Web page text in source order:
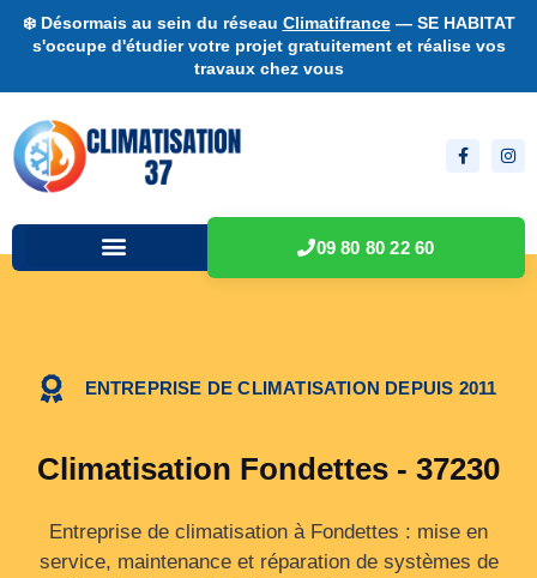
❄️ Désormais au sein du réseau Climatifrance— SE HABITAT
s'occupe d'étudier votre projet gratuitement et réalise vos
travaux chez vous
09 80 80 22 60
ENTREPRISE DE CLIMATISATION DEPUIS 2011
Climatisation Fondettes - 37230
Entreprise de climatisation à Fondettes : mise en
service, maintenance et réparation de systèmes de